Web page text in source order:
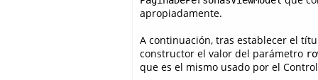
apropiadamente.
A continuación, tras establecer el
constructor el valor del parámetro
que es el mismo usado por el